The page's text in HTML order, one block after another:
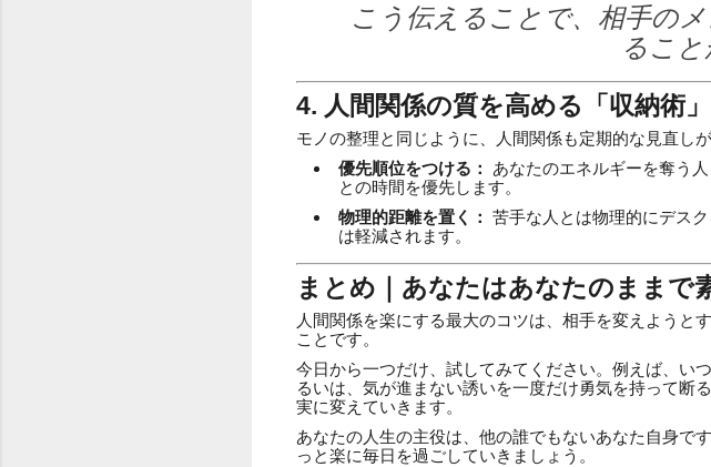
こう伝えることで、相手の
ること
4. 人間関係の質を高める「収納術」
モノの整理と同じように、人間関係も定期的な見直しが
優先順位をつける：
あなたのエネルギーを奪う
との時間を優先します。
物理的距離を置く： 苦手な人とは物理的にデス
は軽減されます。
まとめ｜あなたはあなたのままで
人間関係を楽にする最大のコツは、相手を変えようと
ことです。
今日から一つだけ、試してみてください。例えば、い
るいは、気が進まない誘いを一度だけ勇気を持って断
実に変えていきます。
あなたの人生の主役は、他の誰でもないあなた自身で
っと楽に毎日を過ごしていきましょう。